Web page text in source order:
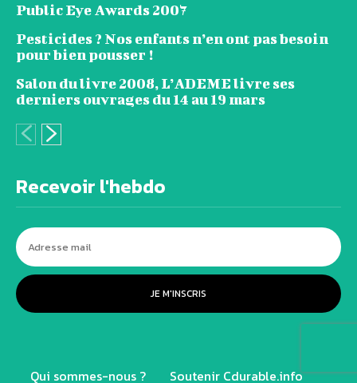
Public Eye Awards 2007
Pesticides ? Nos enfants n’en ont pas besoin
pour bien pousser !
Salon du livre 2008, L’ADEME livre ses
derniers ouvrages du 14 au 19 mars
Recevoir l'hebdo
JE M'INSCRIS
Qui sommes-nous ? Soutenir Cdurable.info